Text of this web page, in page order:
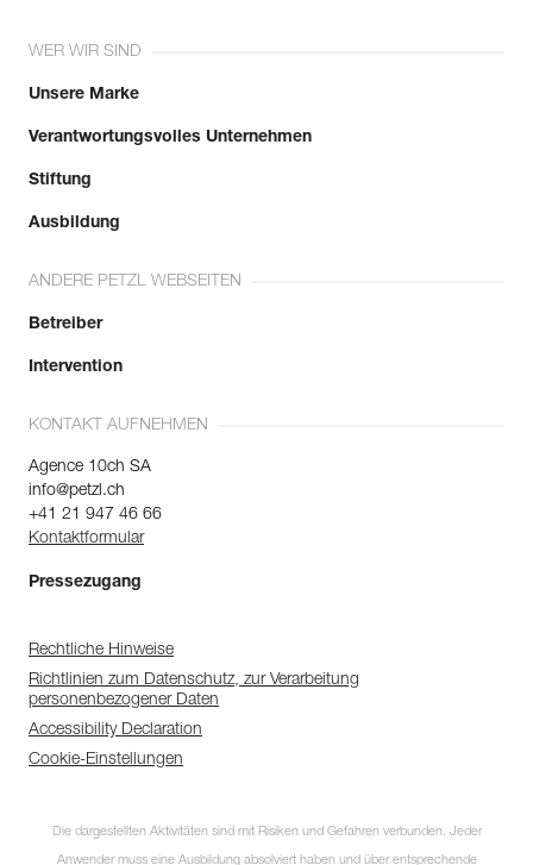
WER WIR SIND
Unsere Marke
Verantwortungsvolles Unternehmen
Stiftung
Ausbildung
ANDERE PETZL WEBSEITEN
Betreiber
Intervention
KONTAKT AUFNEHMEN
Agence 10ch SA
info@petzl.ch
+41 21 947 46 66
Kontaktformular
Pressezugang
Rechtliche Hinweise
Richtlinien zum Datenschutz, zur Verarbeitung
personenbezogener Daten
Accessibility Declaration
Cookie-Einstellungen
Die dargestellten Aktivitäten sind mit Risiken und Gefahren verbunden. Jeder
Anwender muss eine Ausbildung absolviert haben und über entsprechende